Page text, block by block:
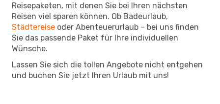
Reisepaketen, mit denen Sie bei Ihren nächsten
Reisen viel sparen können. Ob Badeurlaub,
Städtereise oder Abenteuerurlaub – bei uns finden
Sie das passende Paket für Ihre individuellen
Wünsche.
Lassen Sie sich die tollen Angebote nicht entgehen
und buchen Sie jetzt Ihren Urlaub mit uns!